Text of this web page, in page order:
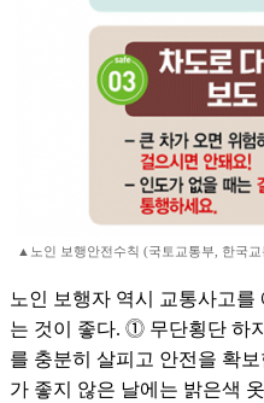
▲노인 보행안전수칙 (국토교통부, 한국
노인 보행자 역시 교통사고를
는 것이 좋다. ⓵ 무단횡단 하
를 충분히 살피고 안전을 확
가 좋지 않은 날에는 밝은색